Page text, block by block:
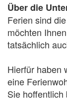
Über die
Ferien sind
möchten
tatsächlich
Hierfür haben
eine
Sie